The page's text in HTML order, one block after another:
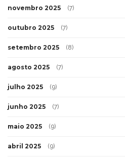
novembro 2025 (7)
outubro 2025 (7)
setembro 2025 (8)
agosto 2025 (7)
julho 2025 (9)
junho 2025 (7)
maio 2025 (9)
abril 2025 (9)